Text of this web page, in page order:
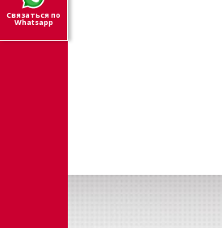
Связаться по
Whatsapp